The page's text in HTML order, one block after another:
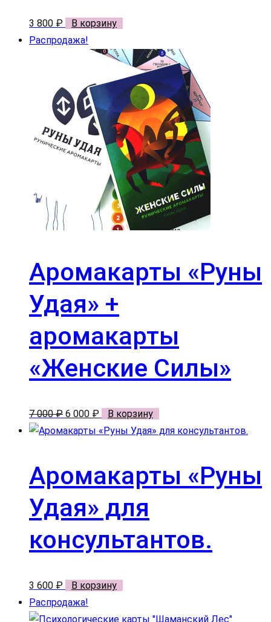
3 800 ₽
В корзину
Распродажа!
Аромакарты «Руны
Удая» +
аромакарты
«Женские Силы»
7 000₽ Первоначальная
цена
000 ₽.
6 000 ₽Текущая
цена:
В корзину
Аромакарты «Руны
Удая» для
консультантов.
3 600 ₽
В корзину
Распродажа!